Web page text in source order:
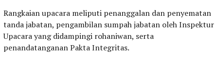
Rangkaian upacara meliputi penanggalan dan penyematan
tanda jabatan, pengambilan sumpah jabatan oleh Inspektur
Upacara yang didampingi rohaniwan, serta
penandatanganan Pakta Integritas.